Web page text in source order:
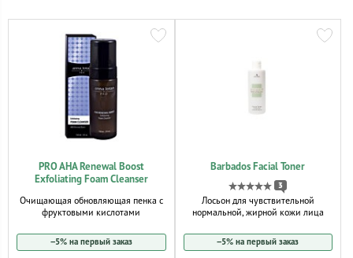
PRO AHA Renewal Boost
Exfoliating Foam Cleanser
Очищающая обновляющая пенка с
фруктовыми кислотами
−5% на первый заказ
Barbados Facial Toner
3
Лосьон для чувствительной
нормальной, жирной кожи лица
−5% на первый заказ